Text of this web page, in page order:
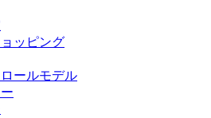
ッピング
ールモデル